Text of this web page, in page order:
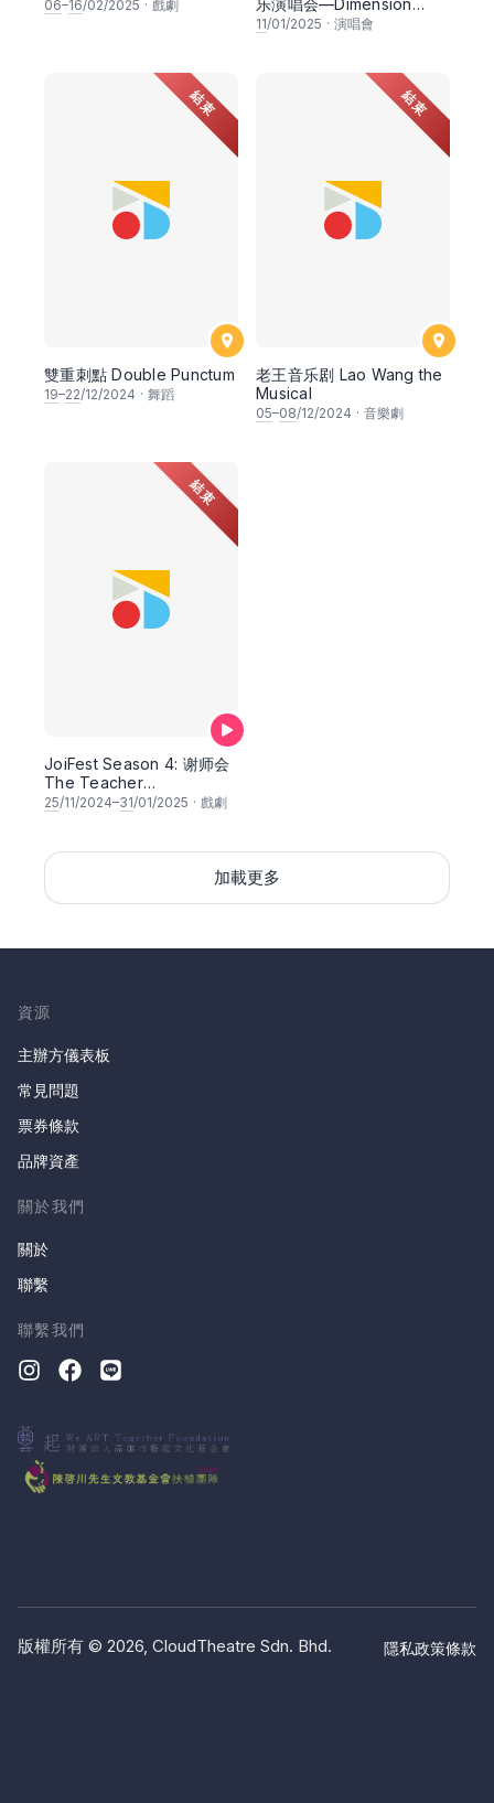
06–16/02/2025 · 戲劇
乐演唱会—Dimension
Nova：Anime Music Pop
11/01/2025 · 演唱會
結束
雙重刺點 Double Punctum
19–22/12/2024 · 舞蹈
結束
老王音乐剧 Lao Wang the
Musical
05–08/12/2024 · 音樂劇
結束
JoiFest Season 4: 谢师会
The Teacher
Appreciation Banquet
25/11/2024–31/01/2025 · 戲劇
加載更多
資源
主辦方儀表板
常見問題
票券條款
品牌資產
關於我們
關於
聯繫
聯繫我們
版權所有 © 2026, CloudTheatre Sdn. Bhd. 隱私政策條款